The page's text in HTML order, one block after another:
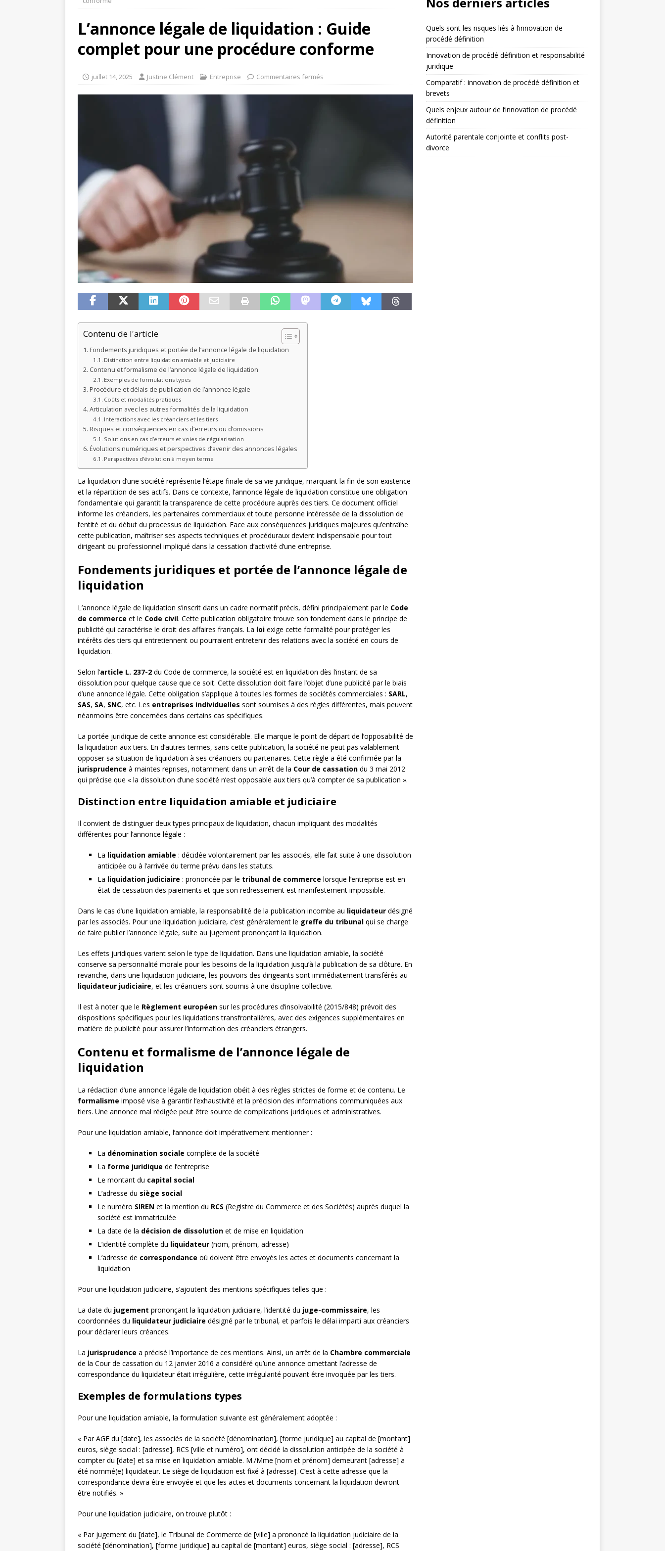
L’annonce légale de liquidation : Guide
complet pour une procédure conforme
juillet 14, 2025 Justine Clément Entreprise Commentaires fermés
Contenu de l'article
Fondements juridiques et portée de l’annonce légale de liquidation
Distinction entre liquidation amiable et judiciaire
Contenu et formalisme de l’annonce légale de liquidation
Exemples de formulations types
Procédure et délais de publication de l’annonce légale
Coûts et modalités pratiques
Articulation avec les autres formalités de la liquidation
Interactions avec les créanciers et les tiers
Risques et conséquences en cas d’erreurs ou d’omissions
Solutions en cas d’erreurs et voies de régularisation
Évolutions numériques et perspectives d’avenir des annonces légales
Perspectives d’évolution à moyen terme
La liquidation d’une société représente l’étape finale de sa vie juridique, marquant la fin de son existence
et la répartition de ses actifs. Dans ce contexte, l’annonce légale de liquidation constitue une obligation
fondamentale qui garantit la transparence de cette procédure auprès des tiers. Ce document officiel
informe les créanciers, les partenaires commerciaux et toute personne intéressée de la dissolution de
l’entité et du début du processus de liquidation. Face aux conséquences juridiques majeures qu’entraîne
cette publication, maîtriser ses aspects techniques et procéduraux devient indispensable pour tout
dirigeant ou professionnel impliqué dans la cessation d’activité d’une entreprise.
Fondements juridiques et portée de l’annonce légale de
liquidation
L’annonce légale de liquidation s’inscrit dans un cadre normatif précis, défini principalement par le Code
de commerce et le Code civil. Cette publication obligatoire trouve son fondement dans le principe de
publicité qui caractérise le droit des affaires français. La loi exige cette formalité pour protéger les
intérêts des tiers qui entretiennent ou pourraient entretenir des relations avec la société en cours de
liquidation.
Selon l’article L. 237-2 du Code de commerce, la société est en liquidation dès l’instant de sa
dissolution pour quelque cause que ce soit. Cette dissolution doit faire l’objet d’une publicité par le biais
d’une annonce légale. Cette obligation s’applique à toutes les formes de sociétés commerciales : SARL,
SAS, SA, SNC, etc. Les entreprises individuelles sont soumises à des règles différentes, mais peuvent
néanmoins être concernées dans certains cas spécifiques.
La portée juridique de cette annonce est considérable. Elle marque le point de départ de l’opposabilité de
la liquidation aux tiers. En d’autres termes, sans cette publication, la société ne peut pas valablement
opposer sa situation de liquidation à ses créanciers ou partenaires. Cette règle a été confirmée par la
jurisprudence à maintes reprises, notamment dans un arrêt de la Cour de cassation du 3 mai 2012
qui précise que « la dissolution d’une société n’est opposable aux tiers qu’à compter de sa publication ».
Distinction entre liquidation amiable et judiciaire
Il convient de distinguer deux types principaux de liquidation, chacun impliquant des modalités
différentes pour l’annonce légale :
La liquidation amiable : décidée volontairement par les associés, elle fait suite à une dissolution
anticipée ou à l’arrivée du terme prévu dans les statuts.
La liquidation judiciaire : prononcée par le tribunal de commerce lorsque l’entreprise est en
état de cessation des paiements et que son redressement est manifestement impossible.
Dans le cas d’une liquidation amiable, la responsabilité de la publication incombe au liquidateur désigné
par les associés. Pour une liquidation judiciaire, c’est généralement le greffe du tribunal qui se charge
de faire publier l’annonce légale, suite au jugement prononçant la liquidation.
Les effets juridiques varient selon le type de liquidation. Dans une liquidation amiable, la société
conserve sa personnalité morale pour les besoins de la liquidation jusqu’à la publication de sa clôture. En
revanche, dans une liquidation judiciaire, les pouvoirs des dirigeants sont immédiatement transférés au
liquidateur judiciaire, et les créanciers sont soumis à une discipline collective.
Il est à noter que le Règlement européen sur les procédures d’insolvabilité (2015/848) prévoit des
dispositions spécifiques pour les liquidations transfrontalières, avec des exigences supplémentaires en
matière de publicité pour assurer l’information des créanciers étrangers.
Contenu et formalisme de l’annonce légale de
liquidation
La rédaction d’une annonce légale de liquidation obéit à des règles strictes de forme et de contenu. Le
formalisme imposé vise à garantir l’exhaustivité et la précision des informations communiquées aux
tiers. Une annonce mal rédigée peut être source de complications juridiques et administratives.
Pour une liquidation amiable, l’annonce doit impérativement mentionner :
La dénomination sociale complète de la société
La forme juridique de l’entreprise
Le montant du capital social
L’adresse du siège social
Le numéro SIREN et la mention du RCS (Registre du Commerce et des Sociétés) auprès duquel la
société est immatriculée
La date de la décision de dissolution et de mise en liquidation
L’identité complète du liquidateur (nom, prénom, adresse)
L’adresse de correspondance où doivent être envoyés les actes et documents concernant la
liquidation
Pour une liquidation judiciaire, s’ajoutent des mentions spécifiques telles que :
La date du jugement prononçant la liquidation judiciaire, l’identité du juge-commissaire, les
coordonnées du liquidateur judiciaire désigné par le tribunal, et parfois le délai imparti aux créanciers
pour déclarer leurs créances.
La jurisprudence a précisé l’importance de ces mentions. Ainsi, un arrêt de la Chambre commerciale
de la Cour de cassation du 12 janvier 2016 a considéré qu’une annonce omettant l’adresse de
correspondance du liquidateur était irrégulière, cette irrégularité pouvant être invoquée par les tiers.
Exemples de formulations types
Pour une liquidation amiable, la formulation suivante est généralement adoptée :
« Par AGE du [date], les associés de la société [dénomination], [forme juridique] au capital de [montant]
euros, siège social : [adresse], RCS [ville et numéro], ont décidé la dissolution anticipée de la société à
compter du [date] et sa mise en liquidation amiable. M./Mme [nom et prénom] demeurant [adresse] a
été nommé(e) liquidateur. Le siège de liquidation est fixé à [adresse]. C’est à cette adresse que la
correspondance devra être envoyée et que les actes et documents concernant la liquidation devront
être notifiés. »
Pour une liquidation judiciaire, on trouve plutôt :
« Par jugement du [date], le Tribunal de Commerce de [ville] a prononcé la liquidation judiciaire de la
société [dénomination], [forme juridique] au capital de [montant] euros, siège social : [adresse], RCS
Quels sont les risques liés à l’innovation de
procédé définition
Innovation de procédé définition et responsabilité
juridique
Comparatif : innovation de procédé définition et
brevets
Quels enjeux autour de l’innovation de procédé
définition
Autorité parentale conjointe et conflits post-
divorce